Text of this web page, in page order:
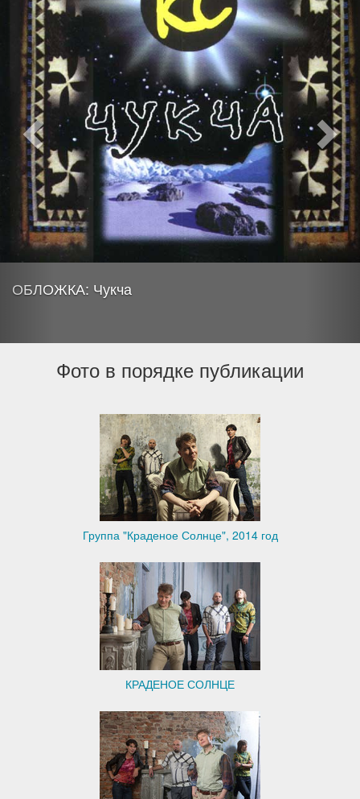
ОБЛОЖКА: Чукча
Фото в порядке публикации
Группа "Краденое Солнце", 2014 год
КРАДЕНОЕ СОЛНЦЕ